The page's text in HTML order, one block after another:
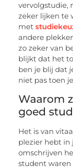
vervolgstudie,
zeker lijken te
met
andere
zo zeker van
blijkt dat het
ben je blij dat
niet pas toen
Waarom
goed
Het is van
plezier hebt in
omschrijven
student waren